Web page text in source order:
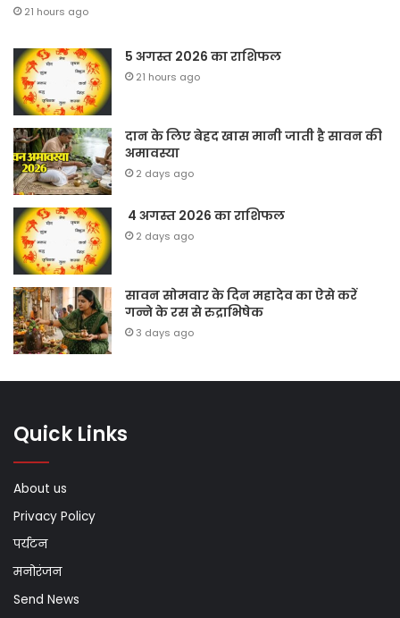
21 hours ago
5 अगस्त 2026 का राशिफल
21 hours ago
दान के लिए बेहद खास मानी जाती है सावन की
अमावस्या
2 days ago
4 अगस्त 2026 का राशिफल
2 days ago
सावन सोमवार के दिन महादेव का ऐसे करें
गन्ने के रस से रुद्राभिषेक
3 days ago
Quick Links
About us
Privacy Policy
पर्यटन
मनोरंजन
Send News